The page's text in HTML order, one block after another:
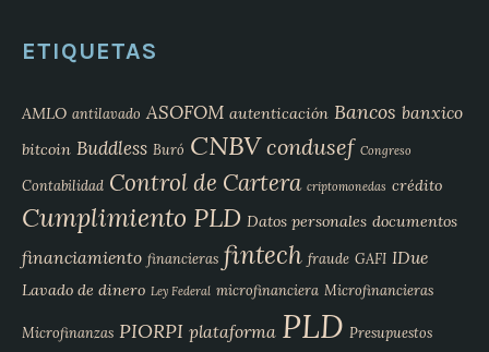
ETIQUETAS
AMLO antilavado ASOFOM autenticación Bancos banxico
bitcoin Buddless Buró CNBVcondusef Congreso
Contabilidad Control de Cartera criptomonedas crédito
Cumplimiento PLD Datos personales documentos
financiamiento financieras fintech fraude GAFI IDue
Lavado de dinero Ley Federal microfinanciera Microfinancieras
Microfinanzas PIORPI plataforma PLD Presupuestos